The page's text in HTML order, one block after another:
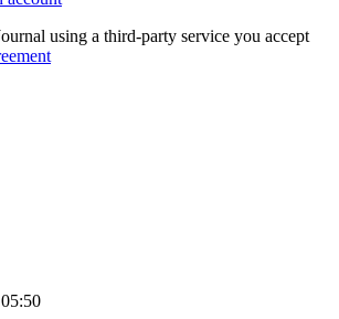
using a third-party service you accept